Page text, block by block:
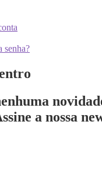
senha?
a nossa